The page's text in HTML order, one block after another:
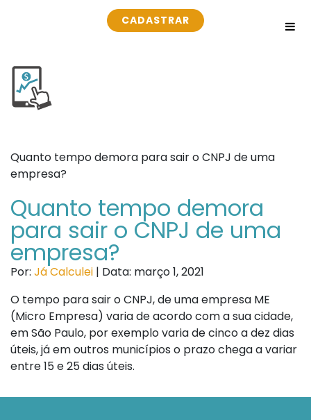
CADASTRAR
Quanto tempo demora para sair o CNPJ de uma
empresa?
Quanto tempo demora
para sair o CNPJ de uma
empresa?
Por: Já Calculei | Data: março 1, 2021
O tempo para sair o CNPJ, de uma empresa ME
(Micro Empresa) varia de acordo com a sua cidade,
em São Paulo, por exemplo varia de cinco a dez dias
úteis, já em outros municípios o prazo chega a variar
entre 15 e 25 dias úteis.